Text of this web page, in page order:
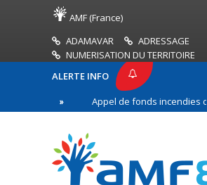
AMF (France)
ADAMAVAR
ADRESSAGE
NUMERISATION DU TERRITOIRE
ALERTE INFO
Appel de fonds incendies de forêt
ligne